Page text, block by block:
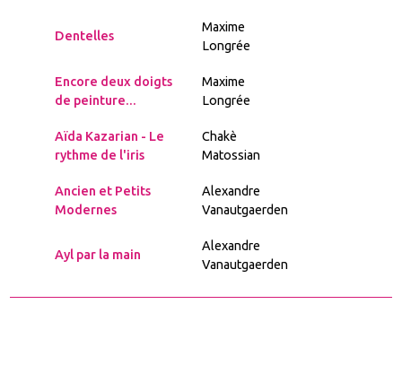
Dentelles
Maxime
Longrée
Encore deux doigts
de peinture...
Maxime
Longrée
Aïda Kazarian - Le
rythme de l'iris
Chakè
Matossian
Ancien et Petits
Modernes
Alexandre
Vanautgaerden
Ayl par la main
Alexandre
Vanautgaerden